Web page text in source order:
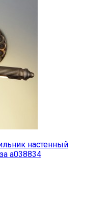
настенный
a038834